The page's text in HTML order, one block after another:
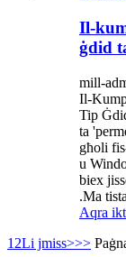
Il-
ġdid
mill-
Il-
Tip
ta
għoli
u
biex
.Ma
Aqra
1 2Li jmiss>>>